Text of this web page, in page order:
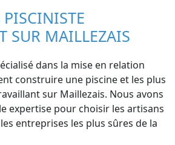
SUR MAILLEZAIS
dans la mise en relation
construire une piscine et les plus
sur Maillezais. Nous avons
expertise pour choisir les artisans
entreprises les plus sûres de la